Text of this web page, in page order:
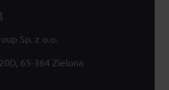
Sp. z o.o.
65-364 Zielona